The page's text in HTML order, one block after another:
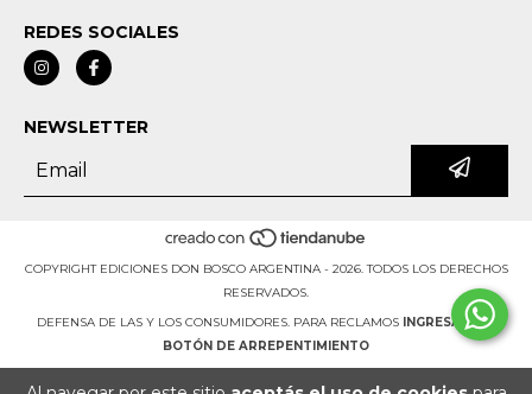
REDES SOCIALES
NEWSLETTER
COPYRIGHT EDICIONES DON BOSCO ARGENTINA - 2026. TODOS LOS DERECHOS
RESERVADOS.
DEFENSA DE LAS Y LOS CONSUMIDORES. PARA RECLAMOS
INGRESÁ ACÁ.
BOTÓN DE ARREPENTIMIENTO